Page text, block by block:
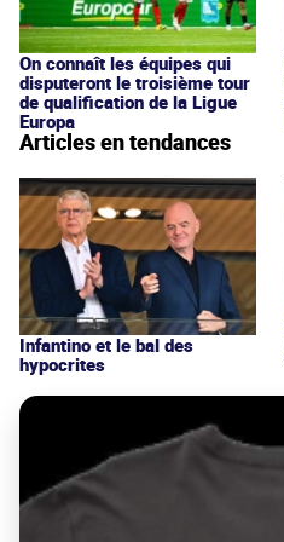
On connaît les équipes qui
disputeront le troisième tour
de qualification de la Ligue
Europa
Articles en tendances
Infantino et le bal des
hypocrites